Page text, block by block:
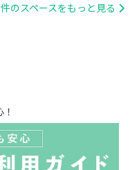
のスペースをもっと見る